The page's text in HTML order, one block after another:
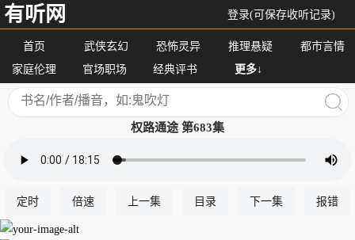
有听网 登录(可保存收听记录)
首页 武侠玄幻 恐怖灵异 推理悬疑
都市言情
家庭伦理
官场职场 经典评书 更多↓
权路通途 第683集
定时 倍速 上一集 目录 下一集 报错